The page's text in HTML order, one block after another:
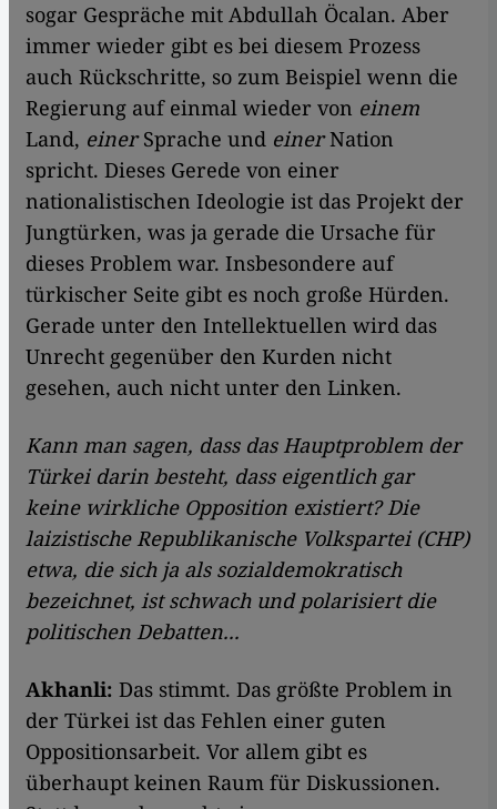
sogar Gespräche mit Abdullah Öcalan. Aber
immer wieder gibt es bei diesem Prozess
auch Rückschritte, so zum Beispiel wenn die
Regierung auf einmal wieder von einem
Land, einerSprache und einerNation
spricht. Dieses Gerede von einer
nationalistischen Ideologie ist das Projekt der
Jungtürken, was ja gerade die Ursache für
dieses Problem war. Insbesondere auf
türkischer Seite gibt es noch große Hürden.
Gerade unter den Intellektuellen wird das
Unrecht gegenüber den Kurden nicht
gesehen, auch nicht unter den Linken.
Kann man sagen, dass das Hauptproblem der
Türkei darin besteht, dass eigentlich gar
keine wirkliche Opposition existiert? Die
laizistische Republikanische Volkspartei (CHP)
etwa, die sich ja als sozialdemokratisch
bezeichnet, ist schwach und polarisiert die
politischen Debatten...
Akhanli: Das stimmt. Das größte Problem in
der Türkei ist das Fehlen einer guten
Oppositionsarbeit. Vor allem gibt es
überhaupt keinen Raum für Diskussionen.